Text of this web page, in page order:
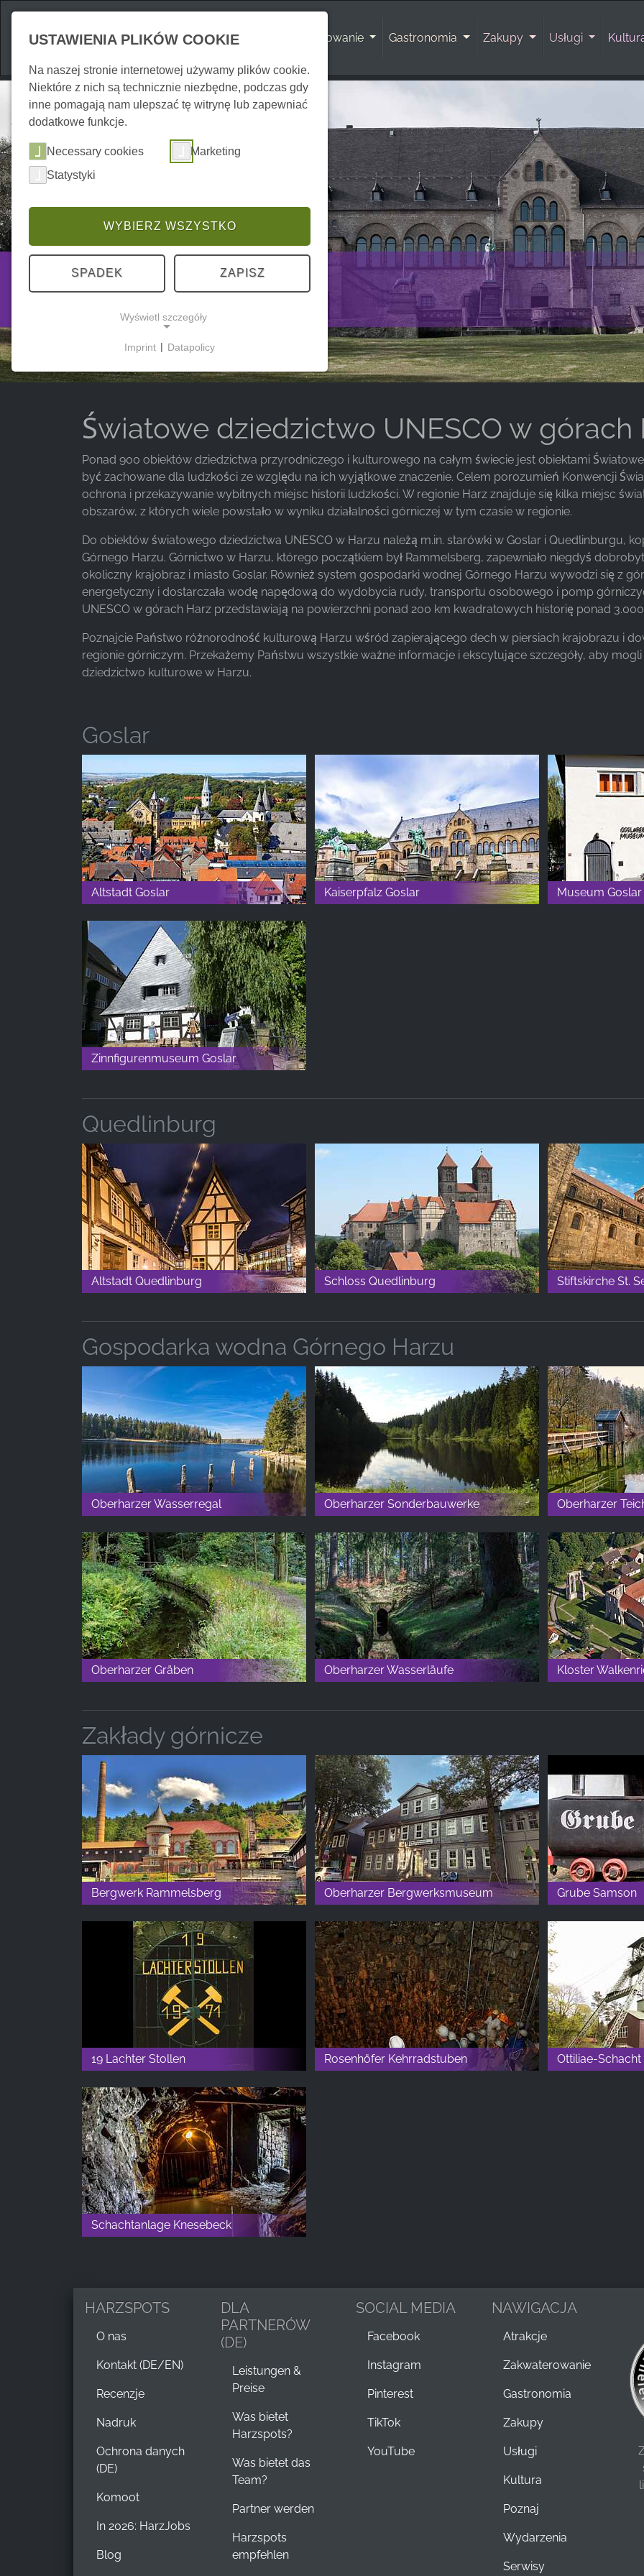
Atrakcje Zakwaterowanie Gastronomia Zakupy Usługi
Poznaj
Światowe dziedzictwo UNESCO w górach
Ponad 900 obiektów dziedzictwa przyrodniczego i kulturowego na całym świecie jest obiektami
być zachowane dla ludzkości ze względu na ich wyjątkowe znaczenie. Celem porozumień Konwencji
ochrona i przekazywanie wybitnych miejsc historii ludzkości. W regionie Harz znajduje się kilka miejsc
obszarów, z których wiele powstało w wyniku działalności górniczej w tym czasie w regionie.
Do obiektów światowego dziedzictwa UNESCO w Harzu należą m.in. starówki w Goslar i Quedlinburgu,
Górnego Harzu. Górnictwo w Harzu, którego początkiem był Rammelsberg, zapewniało niegdyś
okoliczny krajobraz i miasto Goslar. Również system gospodarki wodnej Górnego Harzu wywodzi się z
energetyczny i dostarczała wodę napędową do wydobycia rudy, transportu osobowego i pomp
UNESCO w górach Harz przedstawiają na powierzchni ponad 200 km kwadratowych historię ponad
Poznajcie Państwo różnorodność kulturową Harzu wśród zapierającego dech w piersiach krajobrazu i
regionie górniczym. Przekażemy Państwu wszystkie ważne informacje i ekscytujące szczegóły, aby
dziedzictwo kulturowe w Harzu.
Goslar
Altstadt Goslar Kaiserpfalz Goslar Museum Goslar
Zinnfigurenmuseum Goslar
Quedlinburg
Altstadt Quedlinburg Schloss Quedlinburg Stiftskirche St.
Gospodarka wodna Górnego Harzu
Oberharzer Wasserregal Oberharzer Sonderbauwerke Oberharzer
Oberharzer Gräben Oberharzer Wasserläufe Kloster
Zakłady górnicze
Bergwerk Rammelsberg Oberharzer Bergwerksmuseum Grube Samson
19 Lachter Stollen Rosenhöfer Kehrradstuben Ottiliae-Schacht
Schachtanlage Knesebeck
HARZSPOTS
O nas
Kontakt (DE/EN)
Recenzje
Nadruk
Ochrona danych
(DE)
Komoot
In 2026: HarzJobs
Blog
DLA
PARTNERÓW
(DE)
Leistungen &
Preise
Was bietet
Harzspots?
Was bietet das
Team?
Partner werden
Harzspots
empfehlen
SOCIAL MEDIA
Facebook
Instagram
Pinterest
TikTok
YouTube
NAWIGACJA
Atrakcje
Zakwaterowanie
Gastronomia
Zakupy
Usługi
Kultura
Poznaj
Wydarzenia
Serwisy
USTAWIENIA PLIKÓW COOKIE
Na naszej stronie internetowej używamy plików cookie.
Niektóre z nich są technicznie niezbędne, podczas gdy
inne pomagają nam ulepszać tę witrynę lub zapewniać
dodatkowe funkcje.
Necessary cookies
Marketing
Statystyki
WYBIERZ WSZYSTKO
SPADEK ZAPISZ
Wyświetl szczegóły
Te pliki cookie umożliwiają podstawową
MARKETING
Marketingowe pliki cookie są wykorzystywane
przez strony trzecie do wyświetlania
spersonalizowanych reklam. Robią to poprzez
śledzenie odwiedzających na różnych stronach
internetowych.
Facebook Pixel
Name:
_fbp, fr, _fbq, fbq
Provider:
Pomiar reklam i marketing
duration:
3 miesiące - 1 rok
STATYSTYKI
Statystyczne pliki cookie zbierają informacje
anonimowo. Informacje te pomagają nam
zrozumieć, w jaki sposób odwiedzający korzystają
z naszej witryny.
Google Analytics
_ga, _gid, _gac_gb_
Provider:
Google LLC
Purpose:
korzystania z witryny
Cookie
duration:
24 godziny - 2 lata
Imprint | Datapolicy